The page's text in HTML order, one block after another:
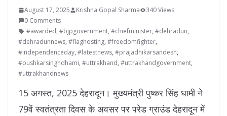
August 17, 2025 Krishna Gopal Sharma
340 Views
0 Comments
#awarded, #bjpgovernment, #chiefminister, #dehradun,
#dehradunnews, #flaghosting, #freedomfighter,
#independenceday, #latestnews, #prajadhikarsandesh,
#pushkarsinghdhami, #uttrakhand, #uttrakhandgovernment,
#uttrakhandnews
15 अगस्त, 2025 देहरादून। मुख्यमंत्री पुष्कर सिंह धामी ने
79वें स्वतंत्रता दिवस के अवसर पर परेड ग्राउंड देहरादून में